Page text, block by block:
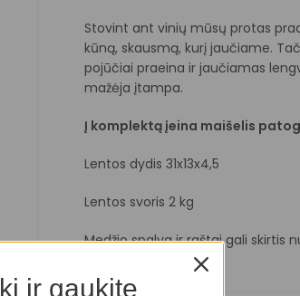
Stovint ant vinių mūsų protas
kūną, skausmą, kurį jaučiame.
pojūčiai praeina ir jaučiamas
mažėja įtampa.
Į komplektą įeina maišelis
Lentos dydis 31x13x4,5
Lentos svoris 2 kg
Medžio spalva ir raštai gali skirtis
ir gaukite